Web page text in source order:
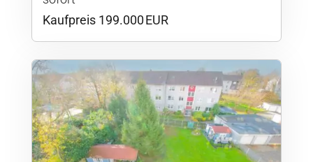
Kaufpreis 199.000 EUR